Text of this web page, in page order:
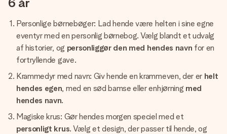
Personlige børnebøger: Lad hende være helten i sine egne
eventyr med en personlig børnebog. Vælg blandt et udvalg
af historier, og personliggør den med hendes navn for en
fortryllende gave.
Krammedyr med navn: Giv hende en krammeven, der er helt
hendes egen, med en sød bamse eller enhjørning med
hendes navn.
Magiske krus: Gør hendes morgen speciel med et
personligt krus. Vælg et design, der passer til hende, og